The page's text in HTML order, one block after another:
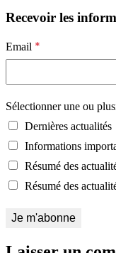
Recevoir les
Email *
Sélectionner une ou
Dernières actualités
Informations
Résumé des
Résumé des